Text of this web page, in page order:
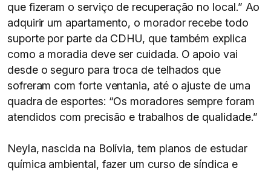
que fizeram o serviço de recuperação no local.” Ao
adquirir um apartamento, o morador recebe todo
suporte por parte da CDHU, que também explica
como a moradia deve ser cuidada. O apoio vai
desde o seguro para troca de telhados que
sofreram com forte ventania, até o ajuste de uma
quadra de esportes: “Os moradores sempre foram
atendidos com precisão e trabalhos de qualidade.”
Neyla, nascida na Bolívia, tem planos de estudar
química ambiental, fazer um curso de síndica e